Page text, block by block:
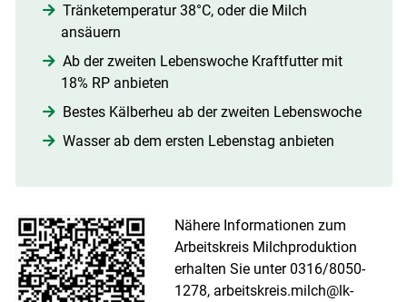
Tränketemperatur 38°C, oder die Milch
ansäuern
Ab der zweiten Lebenswoche Kraftfutter mit
18% RP anbieten
Bestes Kälberheu ab der zweiten Lebenswoche
Wasser ab dem ersten Lebenstag anbieten
Nähere Informationen zum
Arbeitskreis Milchproduktion
erhalten Sie unter 0316/8050-
1278, arbeitskreis.milch@lk-